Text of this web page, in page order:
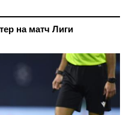
на матч Лиги